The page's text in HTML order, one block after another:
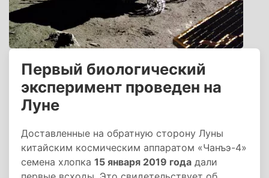
Первый биологический
эксперимент проведен на
Луне
Доставленные на обратную сторону Луны
китайским космическим аппаратом «Чанъэ-4»
семена хлопка 15 января 2019 года дали